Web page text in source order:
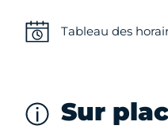
Tableau des
Sur